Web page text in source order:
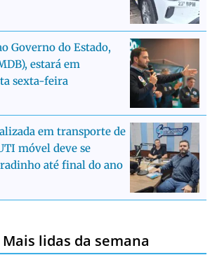
Governo do Estado,
estará em
sexta-feira
em transporte de
móvel deve se
até final do ano
Mais lidas da semana